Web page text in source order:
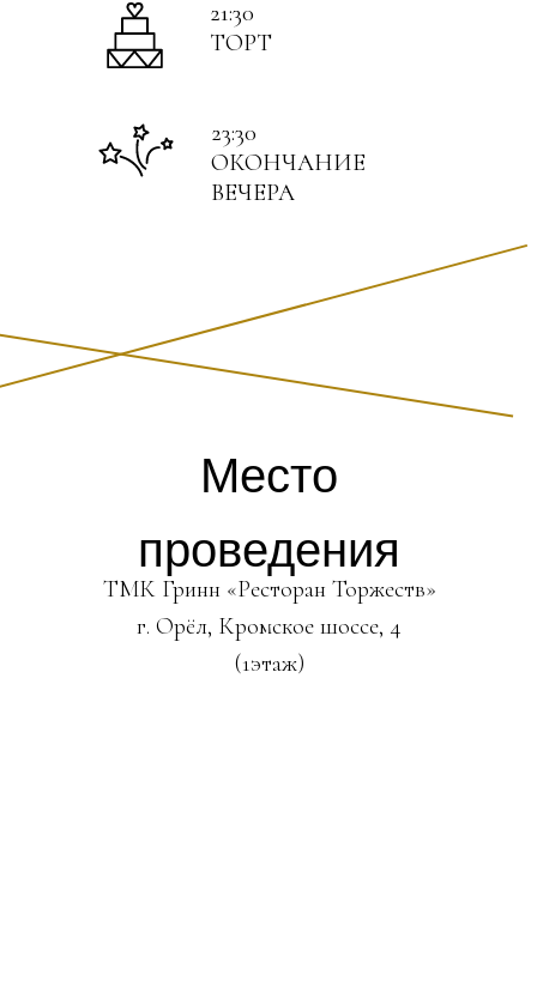
Место
проведения
ТМК Гринн «Ресторан Торжеств»
г. Орёл, Кромское шоссе, 4
(1этаж)
23:30
ОКОНЧАНИЕ
ВЕЧЕРА
21:30
ТОРТ